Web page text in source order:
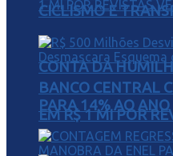
CONTA DA
EM R$ 1 MI POR
CICLISMO E
BANCO CENTRAL
PARA 14% AO ANO